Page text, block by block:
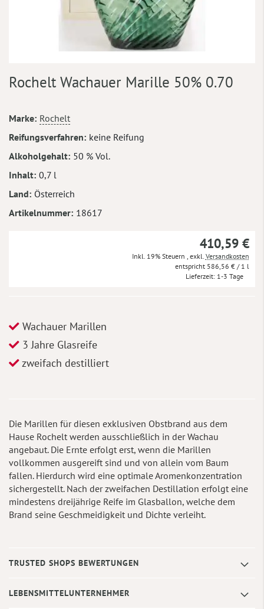
Anfang
springen
Rochelt Wachauer Marille 50% 0.70
Mehr
Informationen
Marke Rochelt
Reifungsverfahren keine Reifung
Alkoholgehalt 50 % Vol.
Inhalt 0,7 l
Land Österreich
Artikelnummer 18617
410,59 €
Inkl. 19% Steuern exkl. Versandkosten
586,56 € / 1 l
Lieferzeit 1-3 Tage
Wachauer Marillen
3 Jahre Glasreife
zweifach destilliert
Die Marillen für diesen exklusiven Obstbrand aus dem
Hause Rochelt werden ausschließlich in der Wachau
angebaut. Die Ernte erfolgt erst, wenn die Marillen
vollkommen ausgereift sind und von allein vom Baum
fallen. Hierdurch wird eine optimale Aromenkonzentration
sichergestellt. Nach der zweifachen Destillation erfolgt eine
mindestens dreijährige Reife im Glasballon, welche dem
Brand seine Geschmeidigkeit und Dichte verleiht.
TRUSTED SHOPS BEWERTUNGEN
LEBENSMITTELUNTERNEHMER